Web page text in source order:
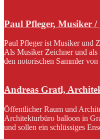
Paul Pfleger, Musiker /
Paul Pfleger ist Musiker und
Als Musiker Zeichner und als
den notorischen Sammler von
Andreas Gratl,
Öffentlicher Raum und
Architekturbüro balloon in
und sollen ein schlüssiges